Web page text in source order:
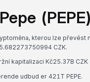
(PEPE)
kterou lze převést
CZK.
kapitalizaci Kč25.37B
udbud er 421T PEPE.